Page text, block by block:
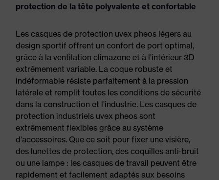
protection de la tête polyvalente et confortable
Les casques de protection uvex pheos légers au
design sportif offrent un confort de port optimal,
grâce à la ventilation climazone et à l'intérieur 3D
extrêmement variable. La coque robuste et
indéformable résiste parfaitement à la pression
latérale et remplit toutes les conditions de sécurité
dans la construction et l'industrie. Les casques de
protection industriels uvex pheos sont
extrêmement flexibles grâce au système
d'accessoires. Que ce soit pour fixer une visière,
des lunettes de protection, des coquilles anti-bruit
ou une lampe : les casques de travail peuvent être
rapidement et facilement adaptés aux besoins